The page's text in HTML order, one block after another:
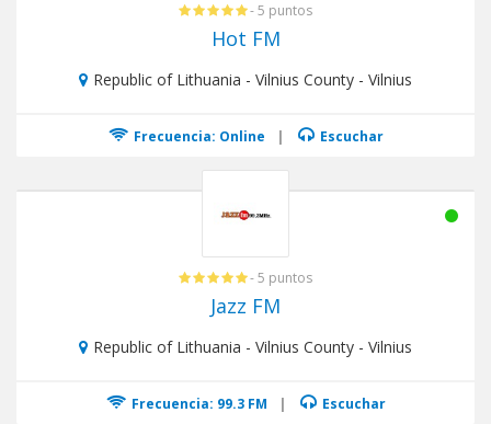
- 5 puntos
Hot FM
Republic of Lithuania - Vilnius County - Vilnius
Frecuencia: Online | Escuchar
- 5 puntos
Jazz FM
Republic of Lithuania - Vilnius County - Vilnius
Frecuencia: 99.3 FM | Escuchar